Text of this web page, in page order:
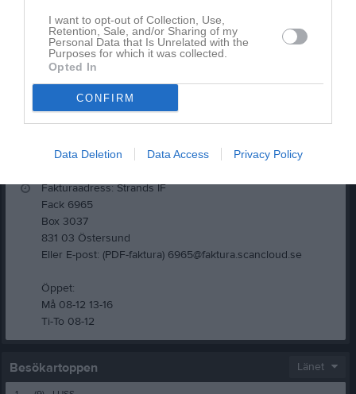
I want to opt-out of Collection, Use,
Retention, Sale, and/or Sharing of my
Personal Data that Is Unrelated with the
Purposes for which it was collected.
Opted In
CONFIRM
Data Deletion Data Access Privacy Policy
Köpmanbergsvägen 1, 82455 Hudiksvall
0650-17750
Fakturaadress: Strands IF
Fack 6965
Box 3037
831 03 Östersund
Eller E-post: (PDF-faktura) 6965@faktura.scancloud.se
Öppet:
Må 08-12 13-16
Ti-To 08-12
Besökartoppen Länet